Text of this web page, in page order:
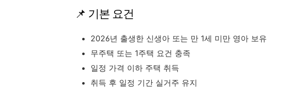
📌 기본 요건
2026년 출생한 신생아 또는 만 1세 미만 영아 보유
무주택 또는 1주택 요건 충족
일정 가격 이하 주택 취득
취득 후 일정 기간 실거주 유지